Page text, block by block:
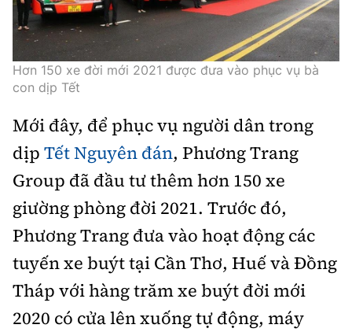
Hơn 150 xe đời mới 2021 được đưa vào phục vụ bà
con dịp Tết
Mới đây, để phục vụ người dân trong
dịp Tết Nguyên đán, Phương Trang
Group đã đầu tư thêm hơn 150 xe
giường phòng đời 2021. Trước đó,
Phương Trang đưa vào hoạt động các
tuyến xe buýt tại Cần Thơ, Huế và Đồng
Tháp với hàng trăm xe buýt đời mới
2020 có cửa lên xuống tự động, máy